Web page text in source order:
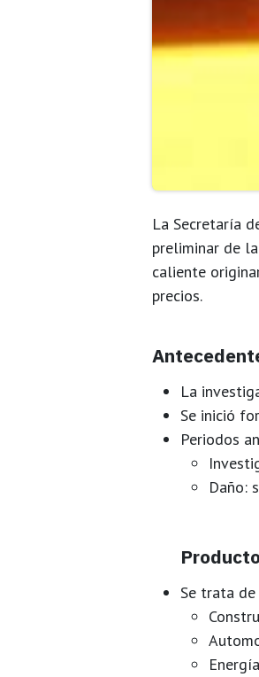
La Secretaría
preliminar de
caliente
precios.
La
Se inició
Periodos
Daño:
Se trata de
Energía